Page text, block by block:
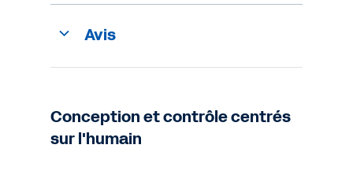
Avis
Conception et contrôle centrés
sur l'humain